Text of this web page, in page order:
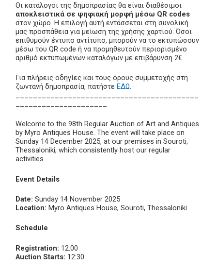
Οι κατάλογοι της δημοπρασίας θα είναι διαθέσιμοι
αποκλειστικά σε ψηφιακή μορφή μέσω QR codes
στον χώρο. Η επιλογή αυτή εντάσσεται στη συνολική
μας προσπάθεια για μείωση της χρήσης χαρτιού. Όσοι
επιθυμούν έντυπο αντίτυπο, μπορούν να το εκτυπώσουν
μέσω του QR code ή να προμηθευτούν περιορισμένο
αριθμό εκτυπωμένων καταλόγων με επιβάρυνση 2€.
Για πλήρεις οδηγίες και τους όρους συμμετοχής στη
ζωντανή δημοπρασία, πατήστε ΕΔΩ.
Welcome to the 98th Regular Auction of Art and Antiques
by Myro Antiques House. The event will take place on
Sunday 14 December 2025, at our premises in Souroti,
Thessaloniki, which consistently host our regular
activities.
Event Details
Date: Sunday 14 November 2025
Location: Myro Antiques House, Souroti, Thessaloniki
Schedule
Registration: 12:00
Auction Starts: 12:30